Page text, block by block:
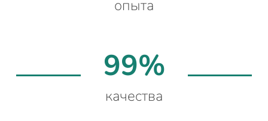
опыта
99%
качества